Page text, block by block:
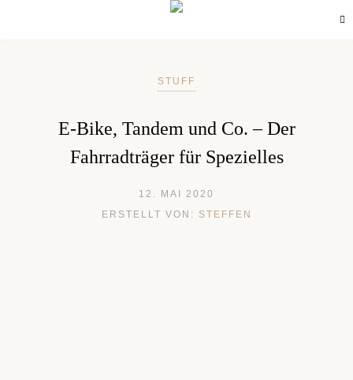
STUFF
E-Bike, Tandem und Co. – Der
Fahrradträger für Spezielles
12. MAI 2020
ERSTELLT VON:
STEFFEN